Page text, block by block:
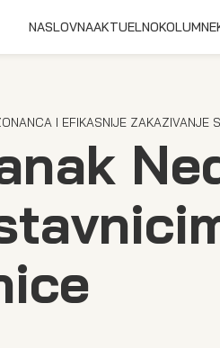
NASLOVNAAKTUELNOKOLUMNE
I EFIKASNIJE ZAKAZIVANJE